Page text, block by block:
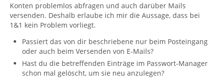
Konten problemlos abfragen und auch darüber Mails
versenden. Deshalb erlaube ich mir die Aussage, dass bei
1&1 kein Problem vorliegt.
Passiert das von dir beschriebene nur beim Posteingang
oder auch beim Versenden von E-Mails?
Hast du die betreffenden Einträge im Passwort-Manager
schon mal gelöscht, um sie neu anzulegen?